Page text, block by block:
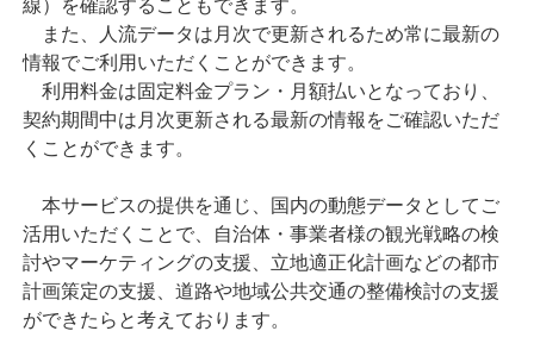
線）を確認することもできます。
また、人流データは月次で更新されるため常に最新の
情報でご利用いただくことができます。
利用料金は固定料金プラン・月額払いとなっており、
契約期間中は月次更新される最新の情報をご確認いただ
くことができます。
本サービスの提供を通じ、国内の動態データとしてご
活用いただくことで、自治体・事業者様の観光戦略の検
討やマーケティングの支援、立地適正化計画などの都市
計画策定の支援、道路や地域公共交通の整備検討の支援
ができたらと考えております。